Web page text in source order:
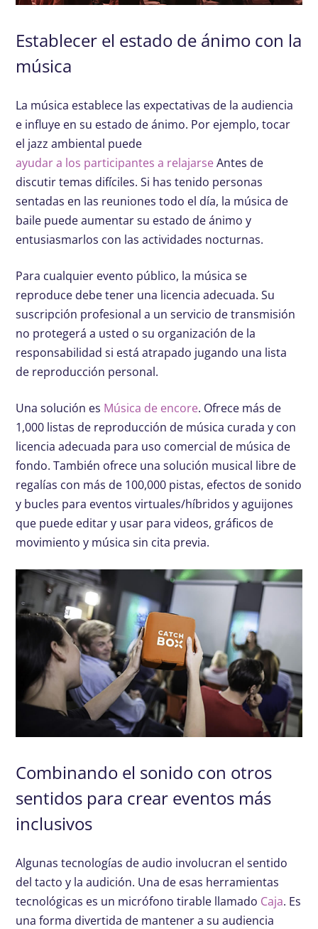
Establecer el estado de ánimo con la
música
La música establece las expectativas de la audiencia
e influye en su estado de ánimo. Por ejemplo, tocar
el jazz ambiental puede
ayudar a los participantes a relajarseAntes de
discutir temas difíciles. Si has tenido personas
sentadas en las reuniones todo el día, la música de
baile puede aumentar su estado de ánimo y
entusiasmarlos con las actividades nocturnas.
Para cualquier evento público, la música se
reproduce debe tener una licencia adecuada. Su
suscripción profesional a un servicio de transmisión
no protegerá a usted o su organización de la
responsabilidad si está atrapado jugando una lista
de reproducción personal.
Una solución es Música de encore. Ofrece más de
1,000 listas de reproducción de música curada y con
licencia adecuada para uso comercial de música de
fondo. También ofrece una solución musical libre de
regalías con más de 100,000 pistas, efectos de sonido
y bucles para eventos virtuales/híbridos y aguijones
que puede editar y usar para videos, gráficos de
movimiento y música sin cita previa.
Combinando el sonido con otros
sentidos para crear eventos más
inclusivos
Algunas tecnologías de audio involucran el sentido
del tacto y la audición. Una de esas herramientas
tecnológicas es un micrófono tirable llamado Caja. Es
una forma divertida de mantener a su audiencia